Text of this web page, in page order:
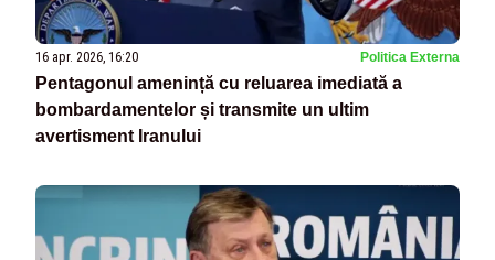
16 apr. 2026, 16:20 Politica Externa
Pentagonul amenință cu reluarea imediată a
bombardamentelor și transmite un ultim
avertisment Iranului